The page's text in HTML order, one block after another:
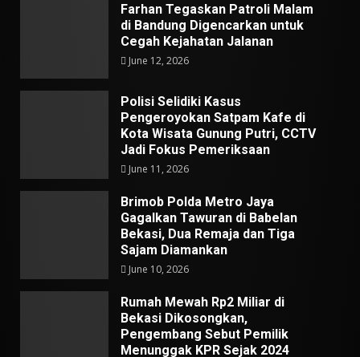
Farhan Tegaskan Patroli Malam
di Bandung Digencarkan untuk
Cegah Kejahatan Jalanan
June 12, 2026
Polisi Selidiki Kasus
Pengeroyokan Satpam Kafe di
Kota Wisata Gunung Putri, CCTV
Jadi Fokus Pemeriksaan
June 11, 2026
Brimob Polda Metro Jaya
Gagalkan Tawuran di Babelan
Bekasi, Dua Remaja dan Tiga
Sajam Diamankan
June 10, 2026
Rumah Mewah Rp2 Miliar di
Bekasi Dikosongkan,
Pengembang Sebut Pemilik
Menunggak KPR Sejak 2024